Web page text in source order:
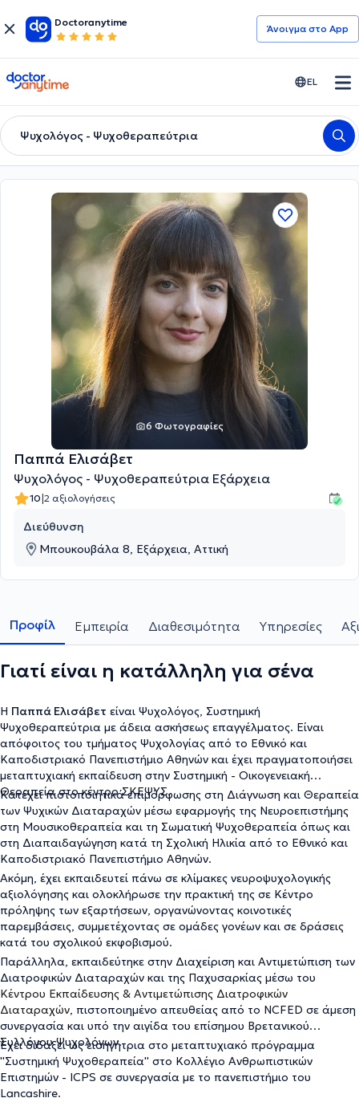
Doctoranytime
Άνοιγμα στο App
doctoranytime EL
Ψυχολόγος - Ψυχοθεραπεύτρια
6 Φωτογραφίες
Παππά Ελισάβετ
Ψυχολόγος - Ψυχοθεραπεύτρια Εξάρχεια
10|2 αξιολογήσεις
Διεύθυνση
Μπουκουβάλα 8, Εξάρχεια, Αττική
Προφίλ Εμπειρία Διαθεσιμότητα Υπηρεσίες
Γιατί είναι η κατάλληλη για σένα
Η Παππά Ελισάβετ είναι Ψυχολόγος, Συστημική
Ψυχοθεραπεύτρια με άδεια ασκήσεως επαγγέλματος. Είναι
απόφοιτος του τμήματος Ψυχολογίας από το Εθνικό και
Καποδιστριακό Πανεπιστήμιο Αθηνών και έχει πραγματοποιήσει
μεταπτυχιακή εκπαίδευση στην Συστημική - Οικογενειακή
Θεραπεία στο κέντρο ΣΚΕΨΥΣ.
Κατέχει πιστοποιητικά επιμόρφωσης στη Διάγνωση και Θεραπεία
των Ψυχικών Διαταραχών μέσω εφαρμογής της Νευροεπιστήμης
στη Μουσικοθεραπεία και τη Σωματική Ψυχοθεραπεία όπως και
στη Διαπαιδαγώγηση κατά τη Σχολική Ηλικία από το Εθνικό και
Καποδιστριακό Πανεπιστήμιο Αθηνών.
Ακόμη, έχει εκπαιδευτεί πάνω σε κλίμακες νευροψυχολογικής
αξιολόγησης και ολοκλήρωσε την πρακτική της σε Κέντρο
πρόληψης των εξαρτήσεων, οργανώνοντας κοινοτικές
παρεμβάσεις, συμμετέχοντας σε ομάδες γονέων και σε δράσεις
κατά του σχολικού εκφοβισμού.
Παράλληλα, εκπαιδεύτηκε στην Διαχείριση και Αντιμετώπιση των
Διατροφικών Διαταραχών και της Παχυσαρκίας μέσω του
Κέντρου Εκπαίδευσης & Αντιμετώπισης Διατροφικών
Διαταραχών, πιστοποιημένο απευθείας από το NCFED σε άμεση
συνεργασία και υπό την αιγίδα του επίσημου Βρετανικού
Συλλόγου Ψυχολόγων.
Έχει διδάξει ως εισηγήτρια στο μεταπτυχιακό πρόγραμμα
''Συστημική Ψυχοθεραπεία'' στο Κολλέγιο Ανθρωπιστικών
Επιστημών - ICPS σε συνεργασία με το πανεπιστήμιο του
Lancashire.